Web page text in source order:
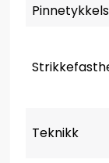
Teknikk